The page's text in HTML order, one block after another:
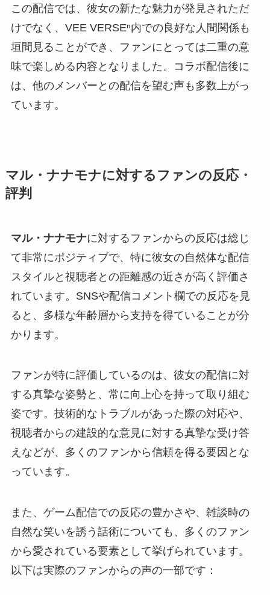
この配信では、彼女の新たな魅力が発見されただ
けでなく、VEE VERSEⁿ内での良好な人間関係も
垣間見ることができ、ファンにとっては二重の意
味で楽しめる内容となりました。コラボ配信後に
は、他のメンバーとの配信を望む声も多数上がっ
ています。
マル・ナナモナに対するファンの反応・
評判
マル・ナナモナに対するファンからの反応は総じ
て非常にポジティブで、特に彼女の自然体な配信
スタイルと視聴者との距離感の近さが高く評価さ
れています。SNSや配信コメント欄での反応を見
ると、多様な年齢層から支持を得ていることが分
かります。
ファンが特に評価しているのは、彼女の配信に対
する真摯な姿勢と、常に向上心を持って取り組む
姿です。技術的なトラブルがあった際の対応や、
視聴者からの建設的な意見に対する真摯な受け答
えなどが、多くのファンから信頼を得る要因とな
っています。
また、ゲーム配信での反応の豊かさや、雑談時の
自然な笑いを誘う話術についても、多くのファン
から愛されている要素として挙げられています。
以下は実際のファンからの声の一部です：